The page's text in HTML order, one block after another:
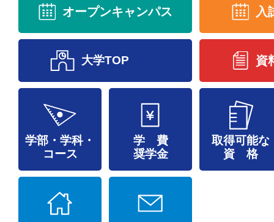
オープンキャンパス 入
資
大学TOP
学部・学科・
コース
学 費
奨学金
取得可能な
資 格